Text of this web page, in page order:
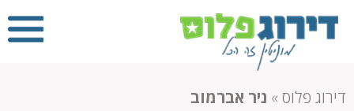
דירוג פלוס » ניר אברמוב